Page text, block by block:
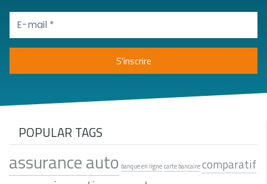
POPULAR TAGS
assurance auto banque en lignecarte bancairecomparatif